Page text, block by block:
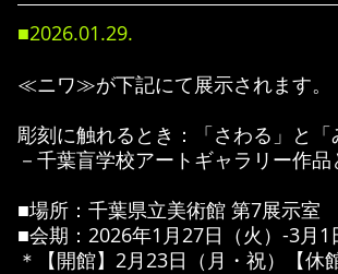
■2026.01.29.
≪ニワ≫が下記にて展示されます。
彫刻に触れるとき：「さわる」と
－千葉盲学校アートギャラリー作品
■場所：千葉県立美術館 第7展示室
■会期：2026年1月27日（火）-3月
＊【開館】2月23日（月・祝）【休